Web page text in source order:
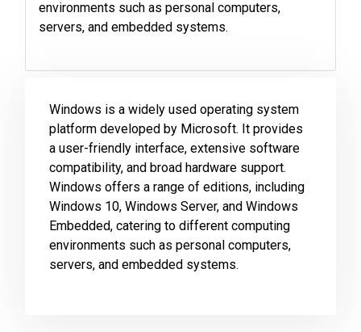
environments such as personal computers,
servers, and embedded systems.
Windows is a widely used operating system
platform developed by Microsoft. It provides
a user-friendly interface, extensive software
compatibility, and broad hardware support.
Windows offers a range of editions, including
Windows 10, Windows Server, and Windows
Embedded, catering to different computing
environments such as personal computers,
servers, and embedded systems.